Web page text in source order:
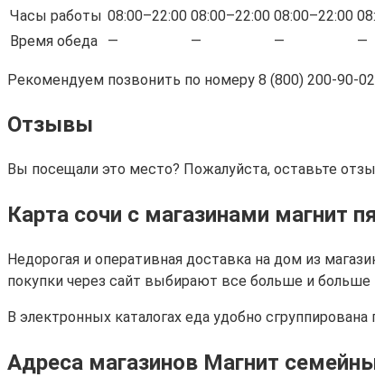
Часы работы 08:00–22:00 08:00–22:00 08:00–22:00
Время обеда
— — — —
Рекомендуем позвонить по номеру 8 (800) 200-90-
Отзывы
Вы посещали это место? Пожалуйста, оставьте
Карта сочи с магазинами магнит
Недорогая и оперативная доставка на дом из
покупки через сайт выбирают все больше и больше
В электронных каталогах еда удобно
Адреса магазинов Магнит